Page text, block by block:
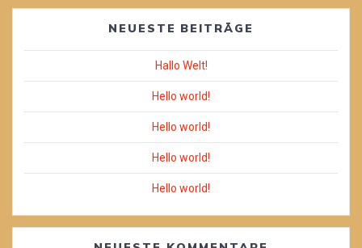
NEUESTE BEITRÄGE
Hallo Welt!
Hello world!
Hello world!
Hello world!
Hello world!